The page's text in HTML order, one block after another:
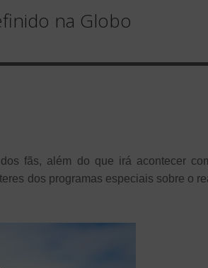
na Globo
fãs, além do que irá acontecer
dos programas especiais sobre o